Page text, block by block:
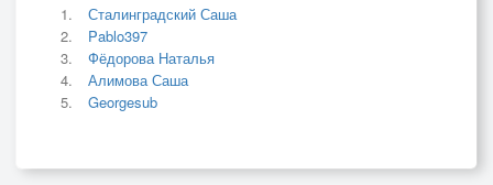
Сталинградский Саша
Pablo397
Фёдорова Наталья
Алимова Саша
Georgesub